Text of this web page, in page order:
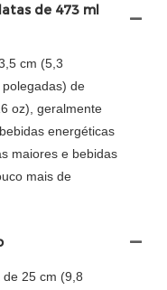
de 473 ml
cm (5,3
de
oz), geralmente
energéticas
maiores e bebidas
mais de
25 cm (9,8